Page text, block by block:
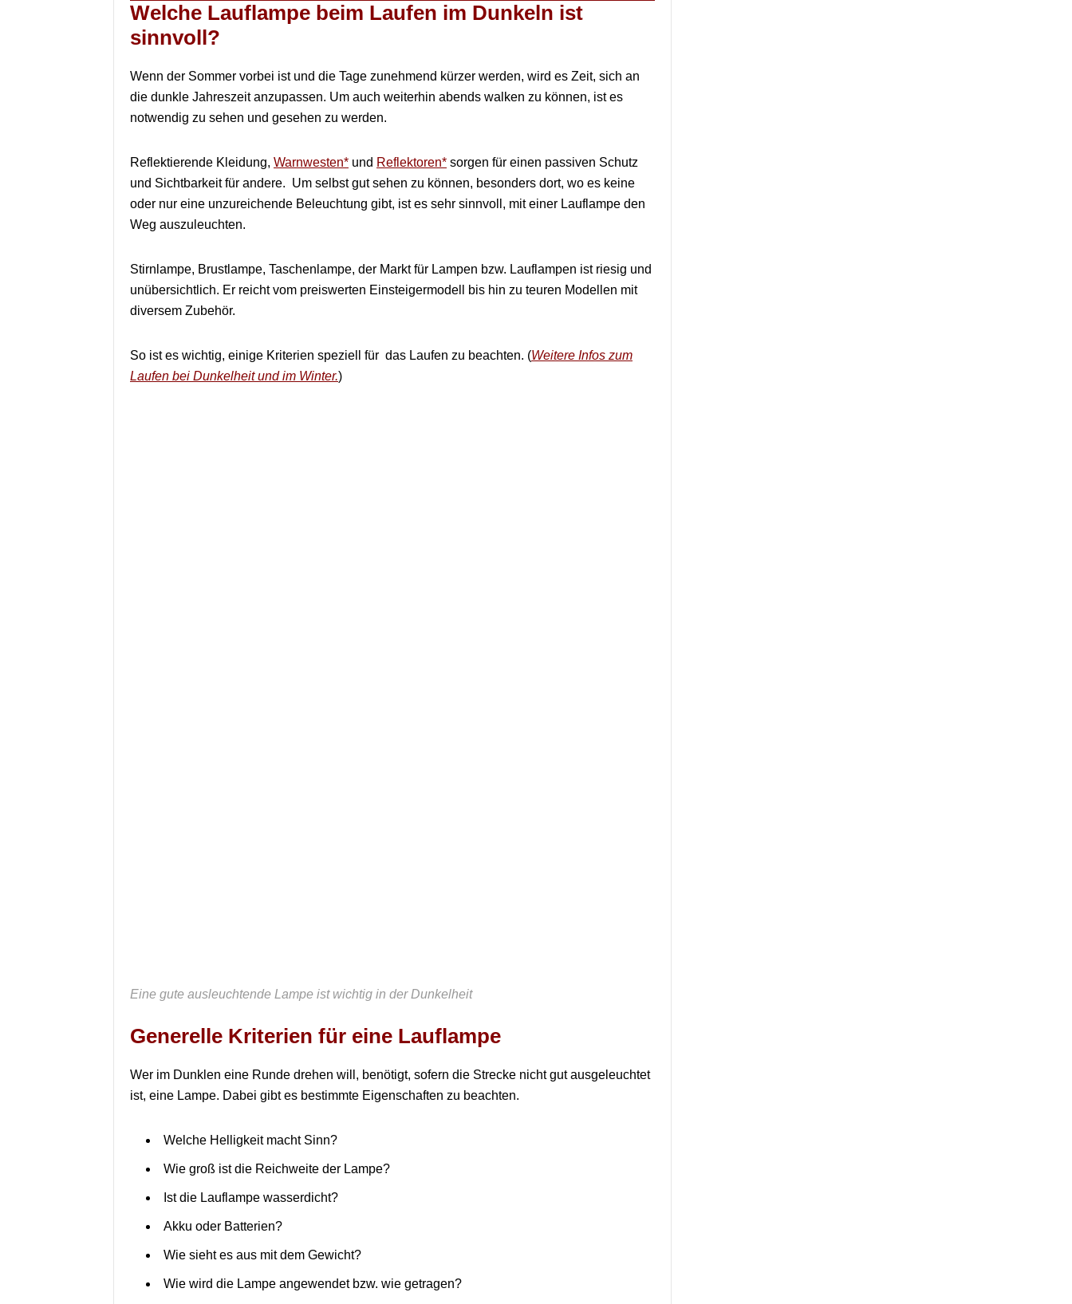
Welche Lauflampe beim Laufen im Dunkeln ist
sinnvoll?
Wenn der Sommer vorbei ist und die Tage zunehmend kürzer werden, wird es Zeit, sich an
die dunkle Jahreszeit anzupassen. Um auch weiterhin abends walken zu können, ist es
notwendig zu sehen und gesehen zu werden.
Reflektierende Kleidung, Warnwesten* und Reflektoren* sorgen für einen passiven Schutz
und Sichtbarkeit für andere. Um selbst gut sehen zu können, besonders dort, wo es keine
oder nur eine unzureichende Beleuchtung gibt, ist es sehr sinnvoll, mit einer Lauflampe den
Weg auszuleuchten.
Stirnlampe, Brustlampe, Taschenlampe, der Markt für Lampen bzw. Lauflampen ist riesig und
unübersichtlich. Er reicht vom preiswerten Einsteigermodell bis hin zu teuren Modellen mit
diversem Zubehör.
So ist es wichtig, einige Kriterien speziell für das Laufen zu beachten. (Weitere Infos zum
Laufen bei Dunkelheit und im Winter.)
Eine gute ausleuchtende Lampe ist wichtig in der Dunkelheit
Generelle Kriterien für eine Lauflampe
Wer im Dunklen eine Runde drehen will, benötigt, sofern die Strecke nicht gut ausgeleuchtet
ist, eine Lampe. Dabei gibt es bestimmte Eigenschaften zu beachten.
Welche Helligkeit macht Sinn?
Wie groß ist die Reichweite der Lampe?
Ist die Lauflampe wasserdicht?
Akku oder Batterien?
Wie sieht es aus mit dem Gewicht?
Wie wird die Lampe angewendet bzw. wie getragen?